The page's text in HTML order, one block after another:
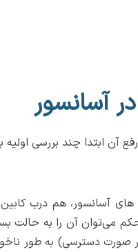
می‌شود، برای رفع آن ابتدا
های آسانسور، هم درب
می‌توان آن را به حالت
صورت دسترسی) به طور